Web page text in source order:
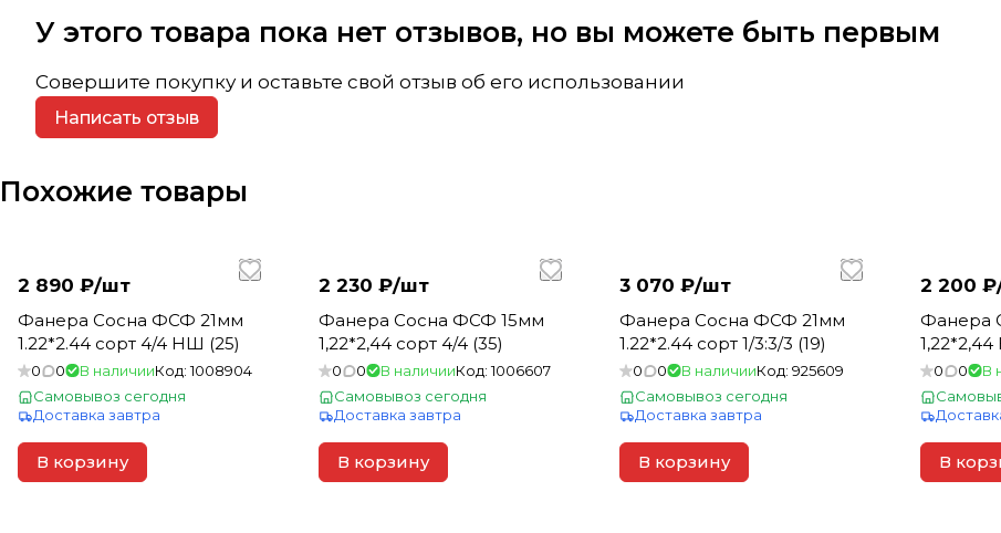
У этого товара пока нет отзывов, но вы можете быть первым
Совершите покупку и оставьте свой отзыв об его использовании
Написать отзыв
Похожие товары
2 890 ₽/шт
Фанера Сосна ФСФ 21мм
1.22*2.44 сорт 4/4 НШ (25)
0 0 В наличииКод:1008904
Самовывоз сегодня
Доставка завтра
В корзину
2 230 ₽/шт
Фанера Сосна ФСФ 15мм
1,22*2,44 сорт 4/4 (35)
0 0 В наличииКод:1006607
Самовывоз сегодня
Доставка завтра
В корзину
3 070 ₽/шт
Фанера Сосна ФСФ 21мм
1.22*2.44 сорт 1/3:3/3 (19)
0 0 В наличииКод: 925609
Самовывоз сегодня
Доставка завтра
В корзину
2 200
Фанера
0 0 В
В